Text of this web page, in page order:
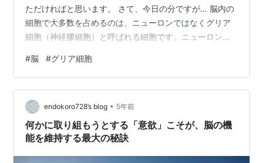
ただければと思います。 さて、今日の分ですが… 脳内の
細胞で大多数を占めるのは、ニューロンではなくグリア
細胞（神経膠細胞）と呼ばれる細胞です。ニューロンの
を与えるなどの生化学的な支援を行うことで、脳の複雑
きわまりない情報ネットワークが支障なく稼働されてい
ます。 グリア細胞には、３つの種類があります。もとも
多いのはアストロサイト（星状膠細胞）で、その名の通
り、星形の突起をもっています。この複数の突起をニュ
ーロンの各部位や脳内を走る毛細血管などに…
#脳 #グリア細胞
endokoro728’s blog • 5年前
何かに取り組もうとする「意欲」こそが、脳の機
能を維持する最大の秘訣